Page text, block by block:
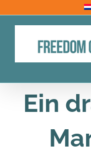
to
Ein